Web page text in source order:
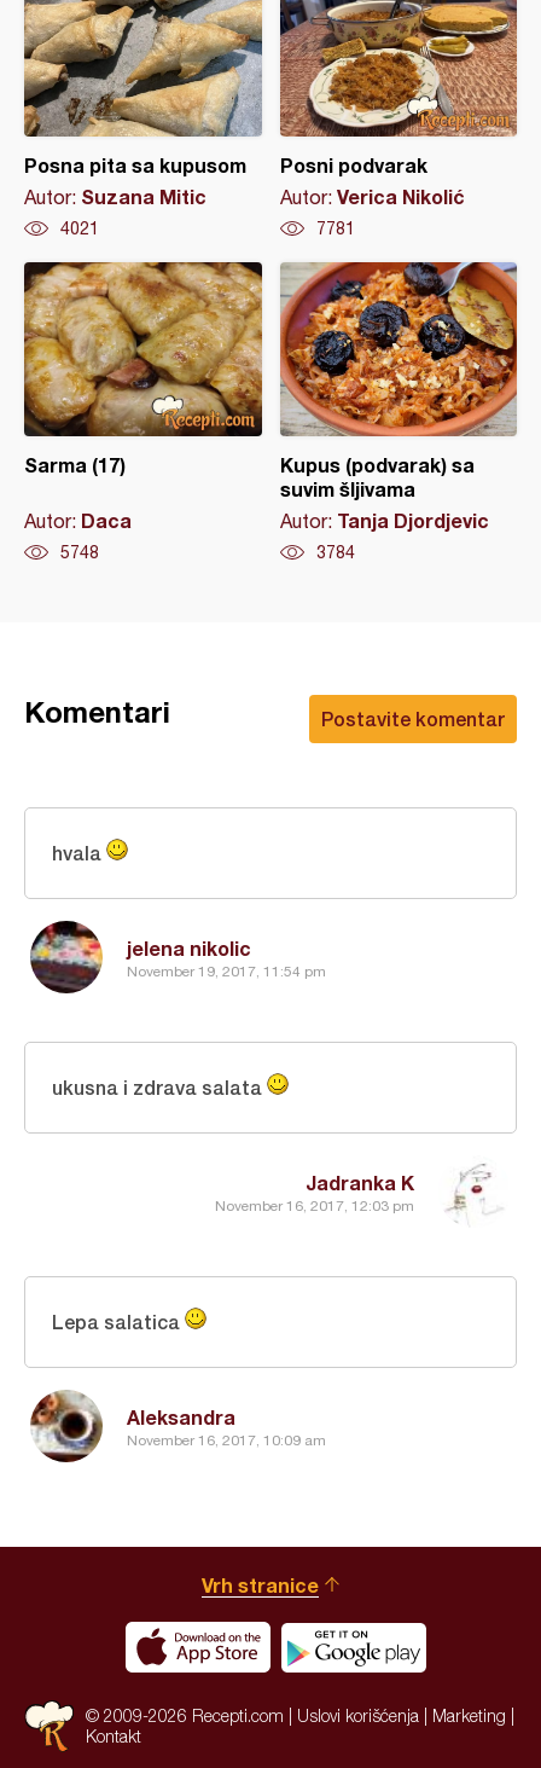
Posna pita sa kupusom
Autor: Suzana Mitic
4021
Posni podvarak
Autor: Verica Nikolić
7781
Sarma (17)
Autor: Daca
5748
Kupus (podvarak) sa
suvim šljivama
Autor: Tanja Djordjevic
3784
Postavite komentar
Komentari
jelena nikolic
November 19, 2017, 11:54 pm
hvala
Jadranka K
November 16, 2017, 12:03 pm
ukusna i zdrava salata
Aleksandra
November 16, 2017, 10:09 am
Lepa salatica
Vrh stranice
© 2009-2026 Recepti.com | Uslovi korišćenja Marketing
Kontakt